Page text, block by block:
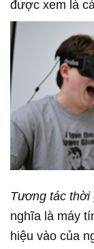
được xem là
Tương tác thời
nghĩa là máy
hiệu vào của